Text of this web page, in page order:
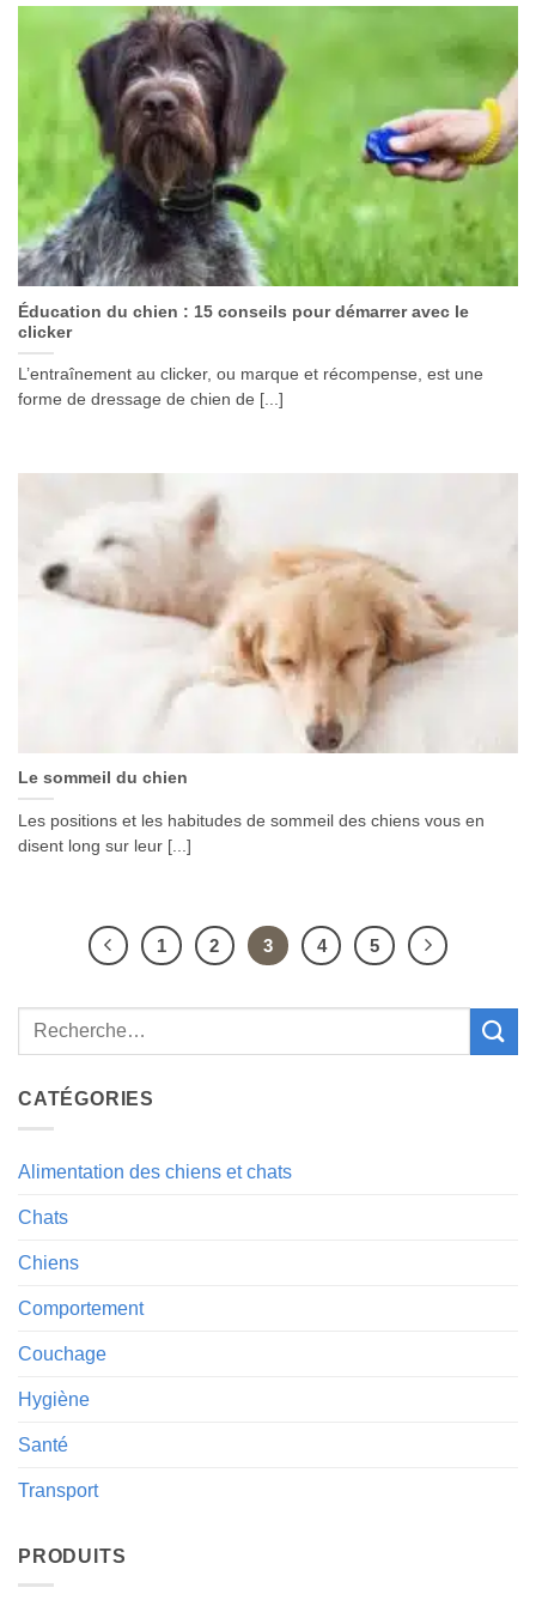
Éducation du chien : 15 conseils pour démarrer avec le
clicker
L’entraînement au clicker, ou marque et récompense, est une
forme de dressage de chien de [...]
Le sommeil du chien
Les positions et les habitudes de sommeil des chiens vous en
disent long sur leur [...]
1 2 3 4 5
CATÉGORIES
Alimentation des chiens et chats
Chats
Chiens
Comportement
Couchage
Hygiène
Santé
Transport
PRODUITS